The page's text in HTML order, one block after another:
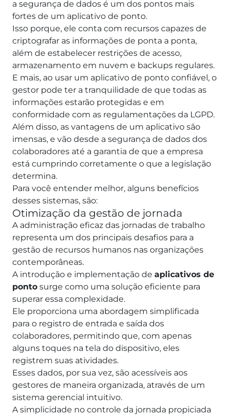
a segurança de dados é um dos pontos mais
fortes de um aplicativo de ponto.
Isso porque, ele conta com recursos capazes de
criptografar as informações de ponta a ponta,
além de estabelecer restrições de acesso,
armazenamento em nuvem e backups regulares.
E mais, ao usar um aplicativo de ponto confiável, o
gestor pode ter a tranquilidade de que todas as
informações estarão protegidas e em
conformidade com as regulamentações da LGPD.
Além disso, as vantagens de um aplicativo são
imensas, e vão desde a segurança de dados dos
colaboradores até a garantia de que a empresa
está cumprindo corretamente o que a legislação
determina.
Para você entender melhor, alguns benefícios
desses sistemas, são:
Otimização da gestão de jornada
A administração eficaz das jornadas de trabalho
representa um dos principais desafios para a
gestão de recursos humanos nas organizações
contemporâneas.
A introdução e implementação de aplicativos de
ponto surge como uma solução eficiente para
superar essa complexidade.
Ele proporciona uma abordagem simplificada
para o registro de entrada e saída dos
colaboradores, permitindo que, com apenas
alguns toques na tela do dispositivo, eles
registrem suas atividades.
Esses dados, por sua vez, são acessíveis aos
gestores de maneira organizada, através de um
sistema gerencial intuitivo.
A simplicidade no controle da jornada propiciada